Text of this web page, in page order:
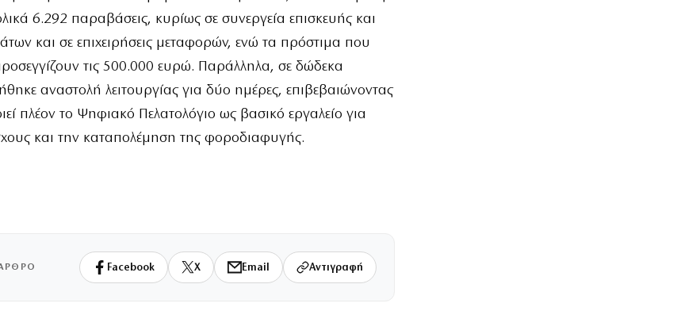
6.292 παραβάσεις, κυρίως σε συνεργεία επισκευής και
και σε επιχειρήσεις μεταφορών, ενώ τα πρόστιμα που
τις 500.000 ευρώ. Παράλληλα, σε δώδεκα
αναστολή λειτουργίας για δύο ημέρες, επιβεβαιώνοντας
πλέον το Ψηφιακό Πελατολόγιο ως βασικό εργαλείο για
και την καταπολέμηση της φοροδιαφυγής.
Facebook X Email Αντιγραφή